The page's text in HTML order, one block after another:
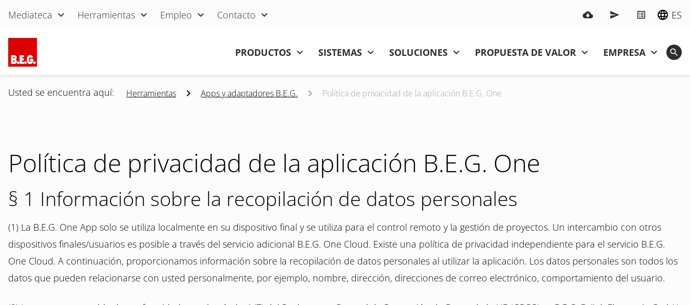
Saltar navegación
Mediateca Herramientas Empleo Contacto ES
PRODUCTOS SISTEMAS SOLUCIONES PROPUESTA DE VALOR EMPRESA
Usted se encuentra aquí: Herramientas Apps y adaptadores B.E.G. Política de privacidad de la aplicación B.E.G. One
Política de privacidad de la aplicación B.E.G. One
§ 1 Información sobre la recopilación de datos personales
(1) La B.E.G. One App solo se utiliza localmente en su dispositivo final y se utiliza para el control remoto y la gestión de proyectos. Un intercambio con otros
dispositivos finales/usuarios es posible a través del servicio adicional B.E.G. One Cloud. Existe una política de privacidad independiente para el servicio B.E.G.
One Cloud. A continuación, proporcionamos información sobre la recopilación de datos personales al utilizar la aplicación. Los datos personales son todos los
datos que pueden relacionarse con usted personalmente, por ejemplo, nombre, dirección, direcciones de correo electrónico, comportamiento del usuario.